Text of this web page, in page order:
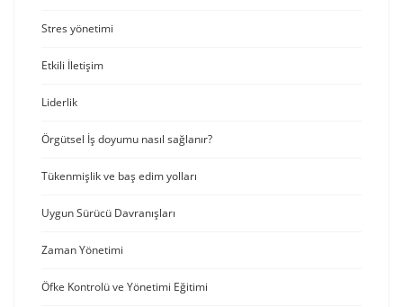
Stres yönetimi
Etkili İletişim
Liderlik
Örgütsel İş doyumu nasıl sağlanır?
Tükenmişlik ve baş edim yolları
Uygun Sürücü Davranışları
Zaman Yönetimi
Öfke Kontrolü ve Yönetimi Eğitimi